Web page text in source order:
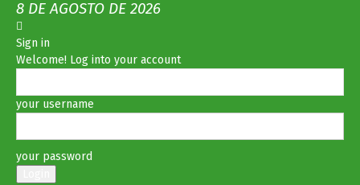
8 DE AGOSTO DE 2026
Sign in
Welcome! Log into your account
your username
your password